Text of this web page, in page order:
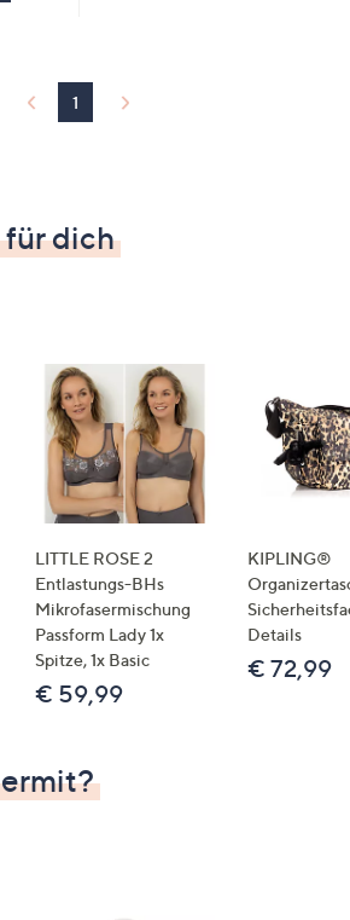
1
dich
LITTLE ROSE 2
Entlastungs-BHs
Mikrofasermischung
Passform Lady 1x
Spitze, 1x Basic
€ 59,99
KIPLING®
Details
€ 72,99